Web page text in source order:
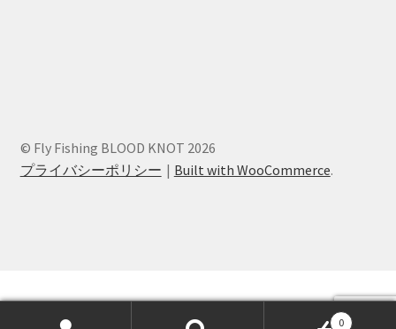
© Fly Fishing BLOOD KNOT 2026
プライバシーポリシー
Built with WooCommerce.
0